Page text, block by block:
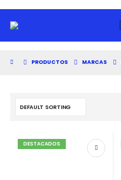
PRODUCTOS MARCAS
DESTACADOS